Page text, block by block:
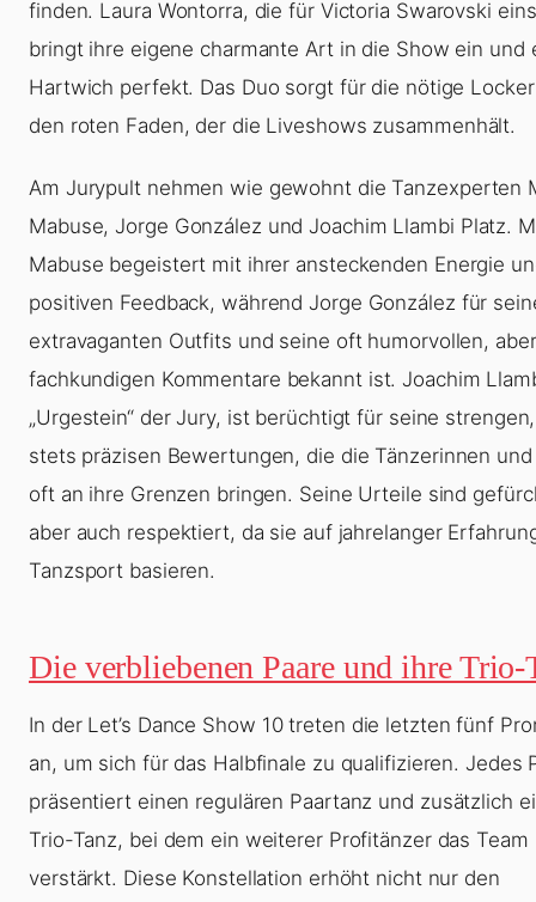
finden. Laura Wontorra, die für Victoria Swarovski
bringt ihre eigene charmante Art in die Show ein und
Hartwich perfekt. Das Duo sorgt für die nötige
den roten Faden, der die Liveshows zusammenhält.
Am Jurypult nehmen wie gewohnt die Tanzexperten
Mabuse, Jorge González und Joachim Llambi Platz.
Mabuse begeistert mit ihrer ansteckenden Energie
positiven Feedback, während Jorge González für
extravaganten Outfits und seine oft humorvollen,
fachkundigen Kommentare bekannt ist. Joachim
„Urgestein“ der Jury, ist berüchtigt für seine
stets präzisen Bewertungen, die die Tänzerinnen und
oft an ihre Grenzen bringen. Seine Urteile sind
aber auch respektiert, da sie auf jahrelanger
Tanzsport basieren.
Die verbliebenen Paare und ihre Trio-
In der Let’s Dance Show 10treten die letzten fünf
an, um sich für das Halbfinale zu qualifizieren. Jedes
präsentiert einen regulären Paartanz und zusätzlich
Trio-Tanz, bei dem ein weiterer Profitänzer das Team
verstärkt. Diese Konstellation erhöht nicht nur den